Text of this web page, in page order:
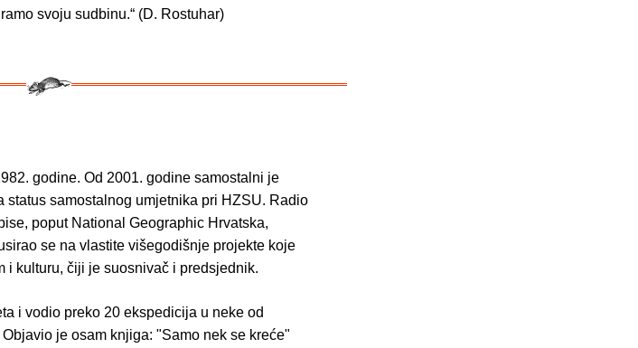
svoju sudbinu.“ (D. Rostuhar)
godine. Od 2001. godine samostalni je
status samostalnog umjetnika pri HZSU. Radio
poput National Geographic Hrvatska,
se na vlastite višegodišnje projekte koje
i kulturu, čiji je suosnivač i predsjednik.
i vodio preko 20 ekspedicija u neke od
je osam knjiga: "Samo nek se kreće"